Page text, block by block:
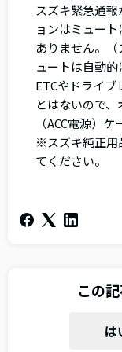
スズキ緊急通
ョンはミュー
ありません。
ュートは自動的
ETCやドライ
とはないので
（ACC電源）
※スズキ純正用
てください。
この
は